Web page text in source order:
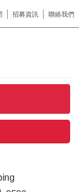
招募資訊 聯絡我們